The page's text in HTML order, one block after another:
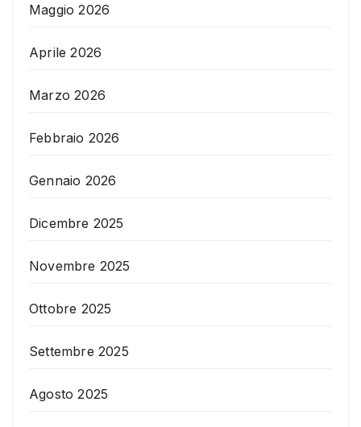
Maggio 2026
Aprile 2026
Marzo 2026
Febbraio 2026
Gennaio 2026
Dicembre 2025
Novembre 2025
Ottobre 2025
Settembre 2025
Agosto 2025